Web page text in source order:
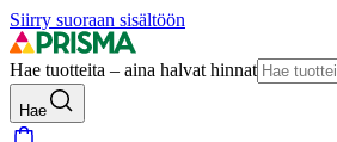
Siirry suoraan sisältöön
Hae tuotteita – aina halvat hinnat
Hae